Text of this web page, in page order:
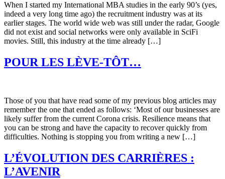
When I started my International MBA studies in the early 90’s (yes,
indeed a very long time ago) the recruitment industry was at its
earlier stages. The world wide web was still under the radar, Google
did not exist and social networks were only available in SciFi
movies. Still, this industry at the time already […]
POUR LES LÈVE-TÔT…
Those of you that have read some of my previous blog articles may
remember the one that ended as follows: ‘Most of our businesses are
likely suffer from the current Corona crisis. Resilience means that
you can be strong and have the capacity to recover quickly from
difficulties. Nothing is stopping you from writing a new […]
L’ÉVOLUTION DES CARRIÈRES :
L’AVENIR